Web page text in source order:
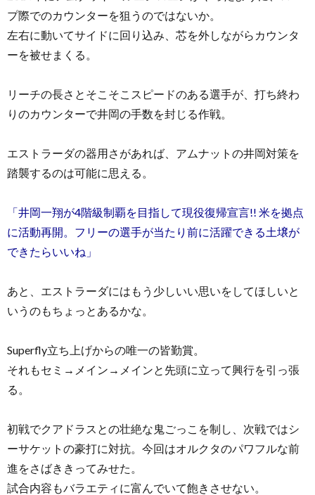
プ際でのカウンターを狙うのではないか。
左右に動いてサイドに回り込み、芯を外しながらカウンタ
ーを被せまくる。
リーチの長さとそこそこスピードのある選手が、打ち終わ
りのカウンターで井岡の手数を封じる作戦。
エストラーダの器用さがあれば、アムナットの井岡対策を
踏襲するのは可能に思える。
「井岡一翔が4階級制覇を目指して現役復帰宣言!! 米を拠点
に活動再開。フリーの選手が当たり前に活躍できる土壌が
できたらいいね」
あと、エストラーダにはもう少しいい思いをしてほしいと
いうのもちょっとあるかな。
Superfly立ち上げからの唯一の皆勤賞。
それもセミ→メイン→メインと先頭に立って興行を引っ張
る。
初戦でクアドラスとの壮絶な鬼ごっこを制し、次戦ではシ
ーサケットの豪打に対抗。今回はオルクタのパワフルな前
進をさばききってみせた。
試合内容もバラエティに富んでいて飽きさせない。